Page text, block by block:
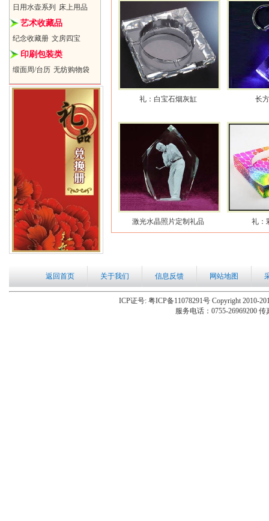
日用水壶系列 床上用品
艺术收藏品
纪念收藏册 文房四宝
印刷包装类
缎面周/台历 无纺购物袋
礼：白宝石烟灰缸 长
激光水晶照片定制礼品 礼：
返回首页 关于我们 信息反馈 网站地图
ICP证号: 粤ICP备11078291号 Copyright 2010-
服务电话：0755-26969200 传